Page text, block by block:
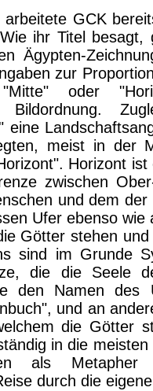
GCK
ihr Titel besagt,
Ägypten-
zur
oder
Bildordnung.
eine
meist in der
Horizont
zwischen
und dem
Ufer ebenso wie
Götter stehen
sind im Grunde
die die Seele
den Namen des
und an
die Götter
in die
als
durch die